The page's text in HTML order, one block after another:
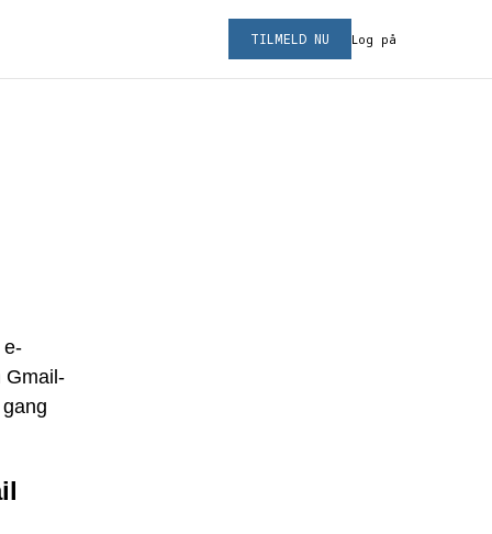
Log på
TILMELD NU
e-
Gmail-